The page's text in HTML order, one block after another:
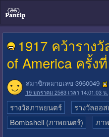
1917 คว้าราง
of America ครั้ง
สมาชิกหมายเลข 3960049
19 มกราคม 2563 เวลา 14:01:03 น.
รางวัลภาพยนตร์ รางวัลออ
Bombshell (ภาพยนตร์)
ภา